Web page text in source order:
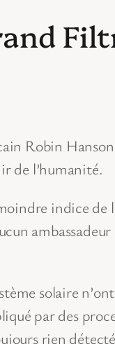
Robin
de l’humanité.
indice
solaire
par des
rien